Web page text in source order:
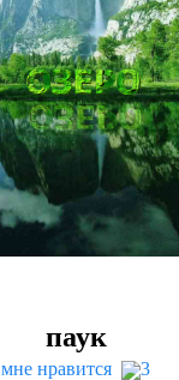
паук
мне нравится 3